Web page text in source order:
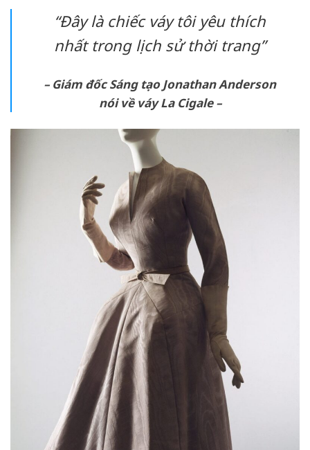
“Đây là chiếc váy tôi yêu thích
nhất trong lịch sử thời trang”
– Giám đốc Sáng tạo Jonathan Anderson
nói về váy La Cigale –